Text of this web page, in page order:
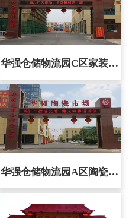
华强仓储物流园C区家装市
场
华强仓储物流园A区陶瓷市
场